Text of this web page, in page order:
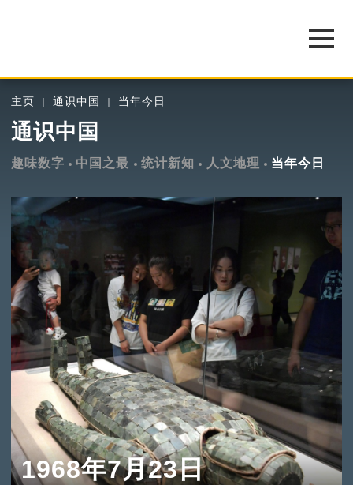
主页 通识中国 当年今日
通识中国
趣味数字 中国之最 统计新知 人文地理 当年今日
1968年7月23日